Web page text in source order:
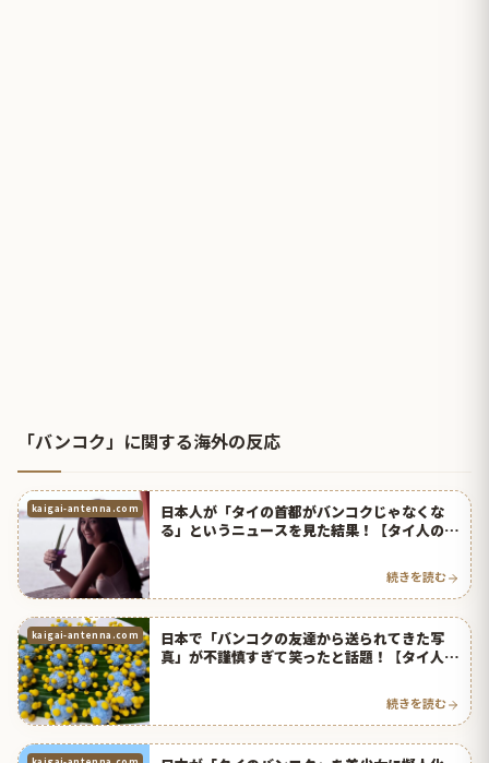
「バンコク」に関する海外の反応
kaigai-antenna.com
日本人が「タイの首都がバンコクじゃなくな
る」というニュースを見た結果！【タイ人の反
続きを読む
kaigai-antenna.com
日本で「バンコクの友達から送られてきた写
真」が不謹慎すぎて笑ったと話題！【タイ人の
続きを読む